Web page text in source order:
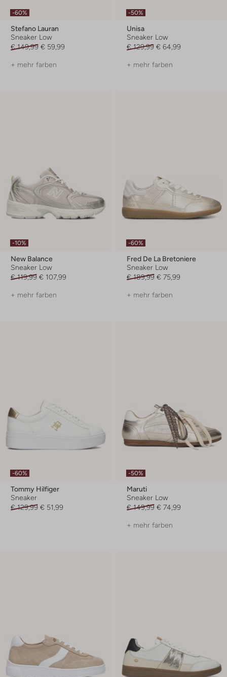
-60%
Stefano Lauran
Sneaker Low
€ 149,99 € 59,99
+ mehr farben
-50%
Unisa
Sneaker Low
€ 129,99 € 64,99
+ mehr farben
-10%
New Balance
Sneaker Low
€ 119,99 € 107,99
+ mehr farben
-60%
Fred De La Bretoniere
Sneaker Low
€ 189,99 € 75,99
+ mehr farben
-60%
Tommy Hilfiger
Sneaker
€ 129,99 € 51,99
-50%
Maruti
Sneaker Low
€ 149,99 € 74,99
+ mehr farben